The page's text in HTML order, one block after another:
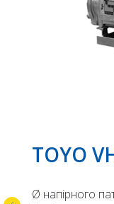
TOYO
Ø напірного